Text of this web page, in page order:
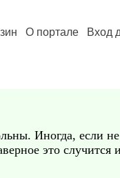
О портале Вход
Иногда, если
это случится